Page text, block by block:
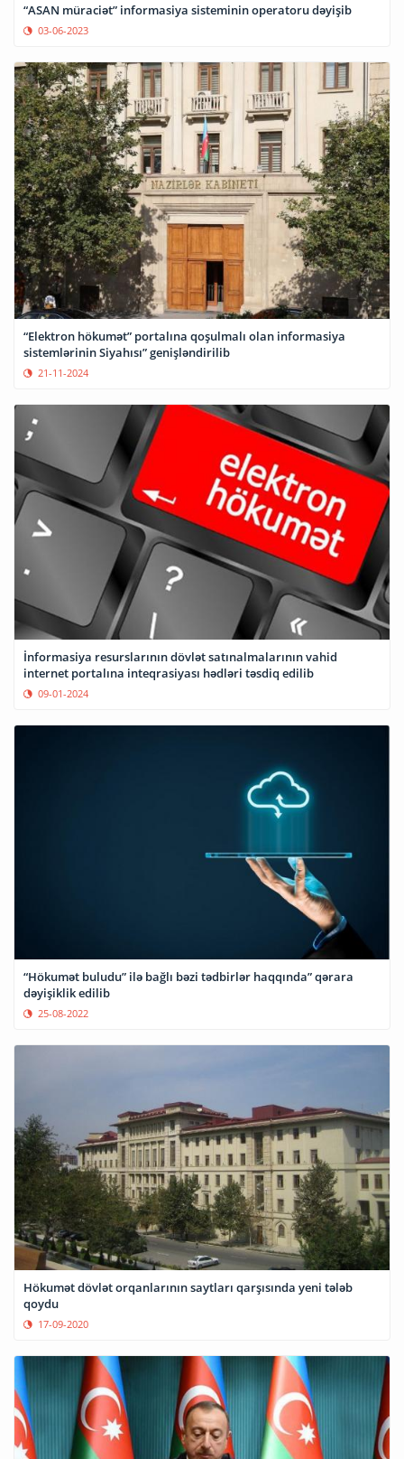
“ASAN müraciət” informasiya sisteminin operatoru dəyişib
03-06-2023
“Elektron hökumət” portalına qoşulmalı olan informasiya
sistemlərinin Siyahısı” genişləndirilib
21-11-2024
İnformasiya resurslarının dövlət satınalmalarının vahid
internet portalına inteqrasiyası hədləri təsdiq edilib
09-01-2024
“Hökumət buludu” ilə bağlı bəzi tədbirlər haqqında” qərara
dəyişiklik edilib
25-08-2022
Hökumət dövlət orqanlarının saytları qarşısında yeni tələb
qoydu
17-09-2020